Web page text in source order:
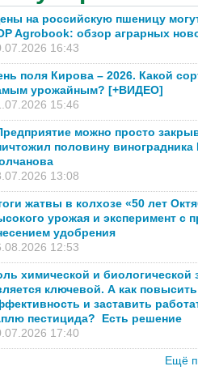
на российскую пшеницу
Agrobook: обзор аграрных
16:43
поля Кирова – 2026. Какой
урожайным? [+ВИДЕО]
15:46
можно просто
половину виноградника
13:08
жатвы в колхозе «50 лет
урожая и эксперимент с
удобрения
12:53
химической и
ключевой. А как повысить
и заставить
пестицида? Есть решение
17:40
Ещё